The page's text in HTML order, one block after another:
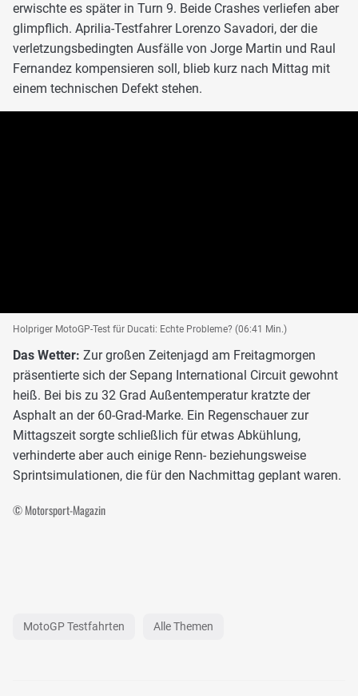
erwischte es später in Turn 9. Beide Crashes verliefen aber
glimpflich. Aprilia-Testfahrer Lorenzo Savadori, der die
verletzungsbedingten Ausfälle von Jorge Martin und Raul
Fernandez kompensieren soll, blieb kurz nach Mittag mit
einem technischen Defekt stehen.
Holpriger MotoGP-Test für Ducati: Echte Probleme? (06:41 Min.)
Das Wetter: Zur großen Zeitenjagd am Freitagmorgen
präsentierte sich der Sepang International Circuit gewohnt
heiß. Bei bis zu 32 Grad Außentemperatur kratzte der
Asphalt an der 60-Grad-Marke. Ein Regenschauer zur
Mittagszeit sorgte schließlich für etwas Abkühlung,
verhinderte aber auch einige Renn- beziehungsweise
Sprintsimulationen, die für den Nachmittag geplant waren.
© Motorsport-Magazin
MotoGP Testfahrten Alle Themen